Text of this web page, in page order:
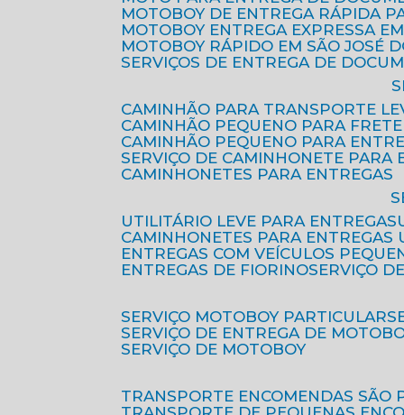
MOTOBOY DE ENTREGA RÁPIDA
MOTOBOY ENTREGA EXPRESSA
MOTOBOY RÁPIDO EM SÃO JOSÉ
SERVIÇOS DE ENTREGA DE
CAMINHÃO PARA TRANSPORTE
CAMINHÃO PEQUENO PARA
CAMINHÃO PEQUENO PARA
SERVIÇO DE CAMINHONETE PARA
CAMINHONETES PARA ENTREGAS
UTILITÁRIO LEVE PARA ENTREGAS
CAMINHONETES PARA ENTREGAS
ENTREGAS COM VEÍCULOS
ENTREGAS DE FIORINO
SERVIÇO
SERVIÇO MOTOBOY PARTICULAR
SERVIÇO DE ENTREGA DE
SERVIÇO DE MOTOBOY
TRANSPORTE ENCOMENDAS SÃO